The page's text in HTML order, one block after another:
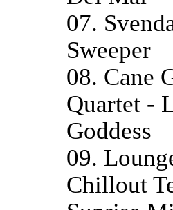
07.
Sweeper
08. Cane
Quartet -
Goddess
09.
Chillout